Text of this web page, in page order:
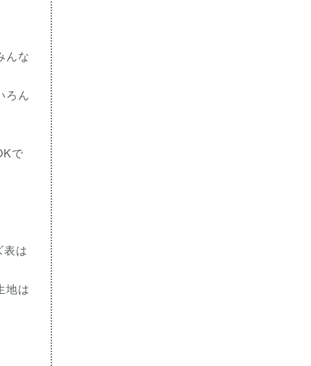
んな
ろん
で
は
地は